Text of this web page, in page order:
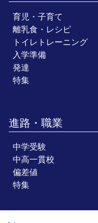
育児・子育て
離乳食・レシピ
トイレトレーニング
入学準備
発達
特集
進路・職業
中学受験
中高一貫校
偏差値
特集